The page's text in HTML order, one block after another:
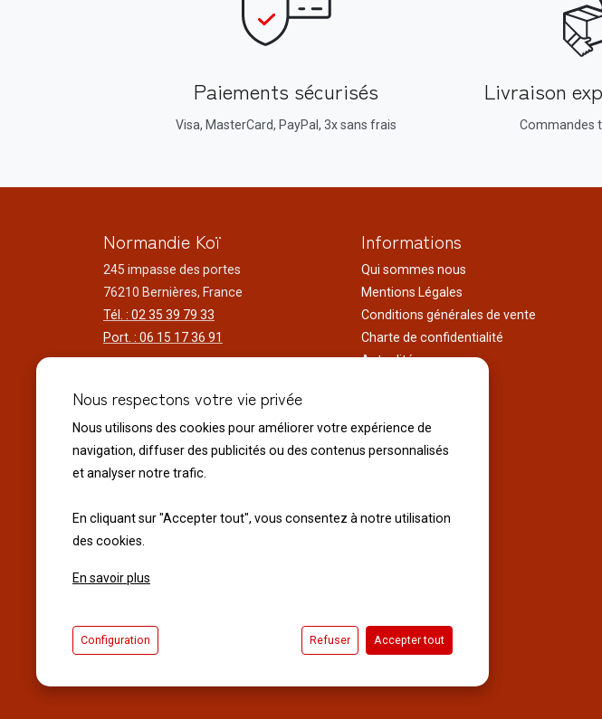
Paiements sécurisés
Visa, MasterCard, PayPal, 3x sans frais
Livraison
Commandes
Normandie Koï
245 impasse des portes
76210 Bernières, France
Tél. : 02 35 39 79 33
Port. : 06 15 17 36 91
Du lundi au samedi
9h00 à 12h00 - 14h00 à 18h30
Le dimanche
10h00 à 12h00 - 14h30 à 18h30
Le 14 juillet Fête Nationale
Le 15 Août Assomption
Informations
Qui sommes nous
Mentions Légales
Conditions générales de vente
Charte de confidentialité
Actualités
Liens utiles
© 2026 Normandie Koï - Tous droits réservés.
Nous respectons votre vie privée
Nous utilisons des cookies pour améliorer votre expérience de
navigation, diffuser des publicités ou des contenus personnalisés
et analyser notre trafic.
En cliquant sur "Accepter tout", vous consentez à notre utilisation
des cookies.
En savoir plus
Configuration Refuser Accepter tout